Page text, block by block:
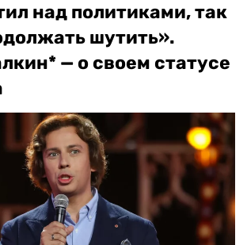
над политиками, так
шутить».
— о своем статусе